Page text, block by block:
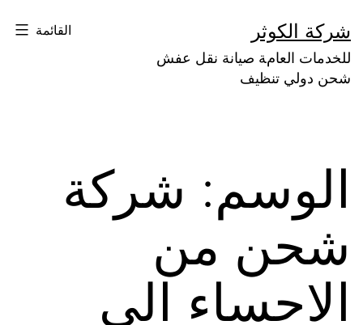
إلى
المحتوى
شركة الكوثر
للخدمات العامة صيانة نقل عفش
شحن دولي تنظيف
القائمة
الوسم: شركة
شحن من
الاحساء الى